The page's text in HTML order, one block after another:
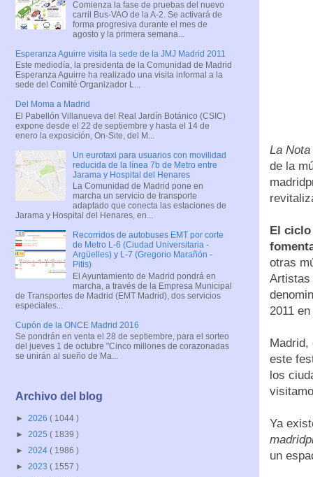
La Nota
de la
El
otras
Artistas
2011
este
los
Ya
un
Comienza la fase de pruebas del nuevo
carril Bus-VAO de la A-2. Se activará de
forma progresiva durante el mes de
agosto y la primera semana...
Esperanza Aguirre visita la sede de la JMJ Madrid 2011
Este mediodía, la presidenta de la Comunidad de Madrid
Esperanza Aguirre ha realizado una visita informal a la
sede del Comité Organizador L...
Del Moma a Madrid
El Pabellón Villanueva del Real Jardín Botánico (CSIC)
expone desde el 22 de septiembre y hasta el 14 de
enero la exposición, On-Site, del M...
Un eurotaxi para usuarios con movilidad
reducida de la línea 7b de Metro entre
Jarama y Hospital del Henares
La Comunidad de Madrid pone en
marcha un servicio de transporte
adaptado que conecta las estaciones de
Jarama y Hospital del Henares, en...
Recorridos de autobuses EMT por corte
de Metro L-6 (Ciudad Universitaria -
Argüelles) y L-7 (Gregorio Marañón -
Pitis)
El Ayuntamiento de Madrid pondrá en
marcha, a través de la Empresa Municipal
de Transportes de Madrid (EMT Madrid), dos servicios
especiales...
Cupón de la ONCE Madrid 2016
Se pondrán en venta el 28 de septiembre, para el sorteo
del jueves 1 de octubre "Cinco millones de corazonadas
se unirán al sueño de Ma...
Archivo del blog
► 2026 ( 1044 )
► 2025 ( 1839 )
► 2024 ( 1986 )
► 2023 ( 1557 )